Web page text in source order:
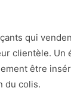
qui
clientèle. Un
être
du colis.